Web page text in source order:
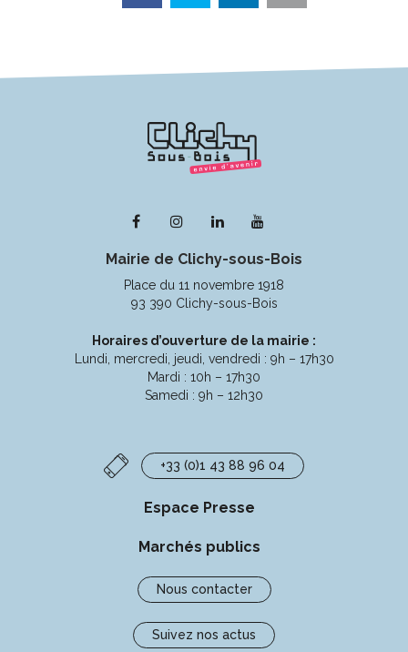
Lien
le
compte
Facebook
Lien
le
compte
Instagram
Lien
le
compte
Linkedin
la
chaîne
Youtube
Mairie de Clichy-sous-Bois
Place du 11 novembre 1918
93 390 Clichy-sous-Bois
Horaires d’ouverture de la mairie :
Lundi, mercredi, jeudi, vendredi : 9h – 17h30
Mardi : 10h – 17h30
Samedi : 9h – 12h30
+33 (0)1 43 88 96 04
Espace Presse
Marchés publics
Nous contacter
Suivez nos actus